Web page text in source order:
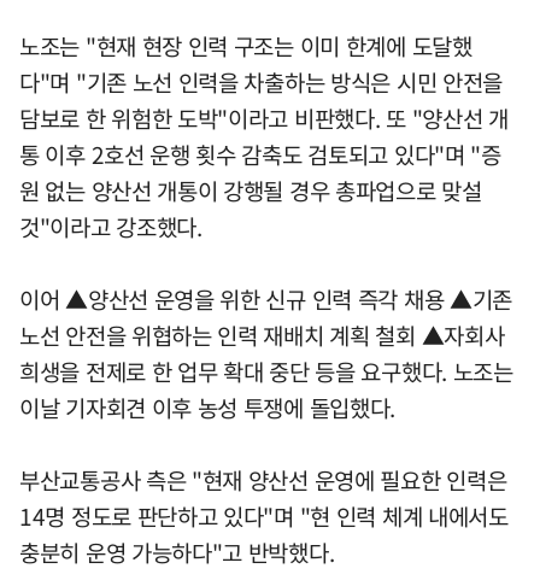
노조는 "현재 현장 인력 구조는 이미 한계에 도달했
다"며 "기존 노선 인력을 차출하는 방식은 시민 안전을
담보로 한 위험한 도박"이라고 비판했다. 또 "양산선 개
통 이후 2호선 운행 횟수 감축도 검토되고 있다"며 "증
원 없는 양산선 개통이 강행될 경우 총파업으로 맞설
것"이라고 강조했다.
이어 ▲양산선 운영을 위한 신규 인력 즉각 채용 ▲기존
노선 안전을 위협하는 인력 재배치 계획 철회 ▲자회사
희생을 전제로 한 업무 확대 중단 등을 요구했다. 노조는
이날 기자회견 이후 농성 투쟁에 돌입했다.
부산교통공사 측은 "현재 양산선 운영에 필요한 인력은
14명 정도로 판단하고 있다"며 "현 인력 체계 내에서도
충분히 운영 가능하다"고 반박했다.